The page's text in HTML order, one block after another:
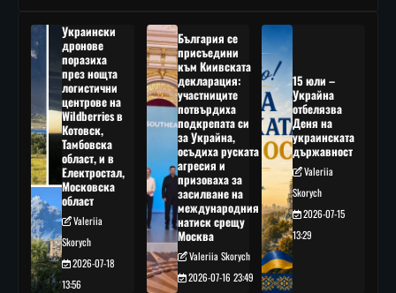
Украински
дронове
поразиха
през нощта
логистични
центрове на
Wildberries в
Котовск,
Тамбовска
област, и в
Електростал,
Московска
област
Valeriia
Skorych
2026-07-18
13:56
България се
присъедини
към Киивската
декларация:
участниците
потвърдиха
подкрепата си
за Украйна,
осъдиха руската
агресия и
призоваха за
засилване на
международния
натиск срещу
Москва
Valeriia Skorych
2026-07-16 23:49
15 юли –
Украйна
отбелязва
Деня на
украинската
държавност
Valeriia
Skorych
2026-07-15
13:29